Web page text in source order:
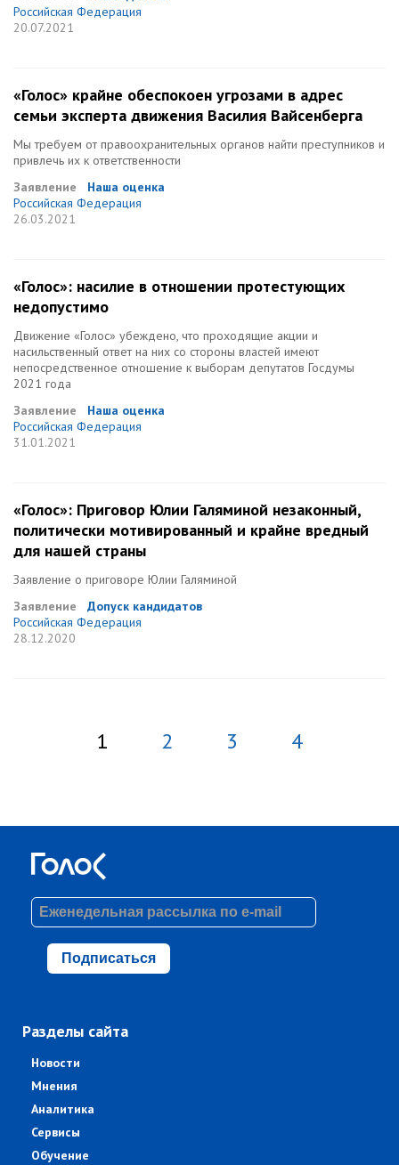
Российская Федерация
20.07.2021
«Голос» крайне обеспокоен угрозами в адрес
семьи эксперта движения Василия Вайсенберга
Мы требуем от правоохранительных органов найти преступников и
привлечь их к ответственности
Заявление
Наша оценка
Российская Федерация
26.03.2021
«Голос»: насилие в отношении протестующих
недопустимо
Движение «Голос» убеждено, что проходящие акции и
насильственный ответ на них со стороны властей имеют
непосредственное отношение к выборам депутатов Госдумы
2021 года
Заявление
Наша оценка
Российская Федерация
31.01.2021
«Голос»: Приговор Юлии Галяминой незаконный,
политически мотивированный и крайне вредный
для нашей страны
Заявление о приговоре Юлии Галяминой
Заявление
Допуск кандидатов
Российская Федерация
28.12.2020
1 2 3 4
Подписаться
Разделы сайта
Новости
Мнения
Аналитика
Сервисы
Обучение